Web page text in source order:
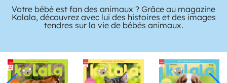
Votre bébé est fan des animaux ? Grâce au magazine
Kolala, découvrez avec lui des histoires et des images
tendres sur la vie de bébés animaux.